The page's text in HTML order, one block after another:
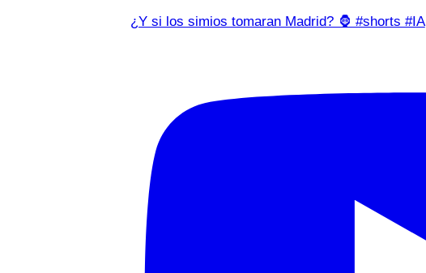
¿Y si los simios tomaran Madrid? 🦍 #shorts #IA